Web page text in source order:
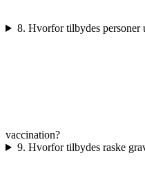
8. Hvorfor tilbydes personer
vaccination?
9. Hvorfor tilbydes raske